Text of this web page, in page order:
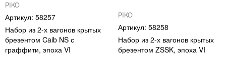
PIKO
58257
Набор из 2-х вагонов крытых
брезентом Caib NS с
граффити, эпоха VI
PIKO
58258
Набор из 2-х вагонов крытых
брезентом ZSSK, эпоха VI